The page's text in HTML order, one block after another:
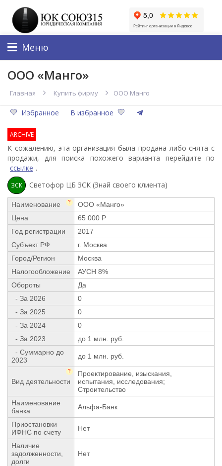
Меню
ООО «Манго»
Главная Купить фирму ООО Манго
Избранное В избранное
ARCHIVE
К сожалению, эта организация была продана либо снята с
продажи, для поиска похожего варианта перейдите по
ссылке .
ЗСК Светофор ЦБ ЗСК (Знай своего клиента)
Наименование ?
ООО «Манго»
Цена
65 000 Р
Год регистрации
2017
Субъект РФ
г. Москва
Город/Регион
Москва
Налогообложение
АУСН 8%
Обороты
Да
- За 2026
0
- За 2025
0
- За 2024
0
- За 2023
до 1 млн. руб.
- Суммарно до
2023
до 1 млн. руб.
Вид деятельности
?
Проектирование, изыскания,
испытания, исследования;
Строительство
Наименование
банка
Альфа-Банк
Приостановки
ИФНС по счету
Нет
Наличие
задолженности,
долги
Нет